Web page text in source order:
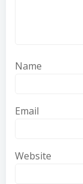
Name
Email
Website